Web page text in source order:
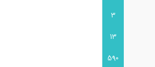
3
13
590